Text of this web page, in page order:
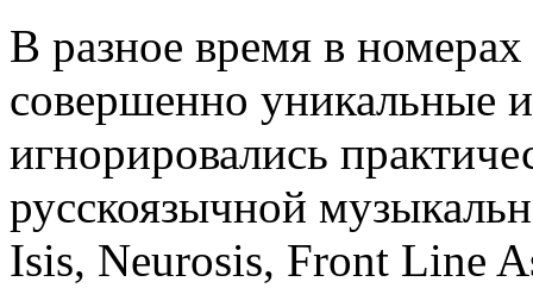
В разное время в
совершенно уникальные
игнорировались
русскоязычной
Isis, Neurosis, Front Line